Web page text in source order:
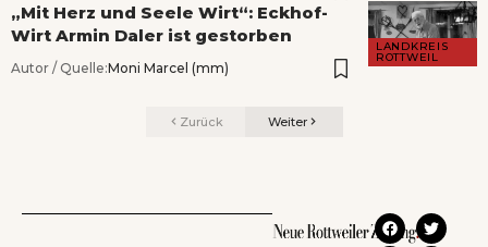
LANDKREIS
ROTTWEIL
„Mit Herz und Seele Wirt“: Eckhof-
Wirt Armin Daler ist gestorben
Autor / Quelle:Moni Marcel (mm)
Zurück Weiter